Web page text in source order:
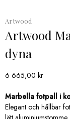
Artwood
Artwood
dyna
6 665,00 kr
Marbella fotpall i
Elegant och hållbar